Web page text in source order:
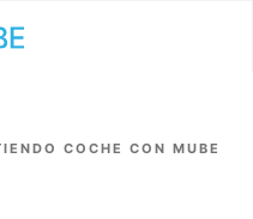
COCHE CON MUBE